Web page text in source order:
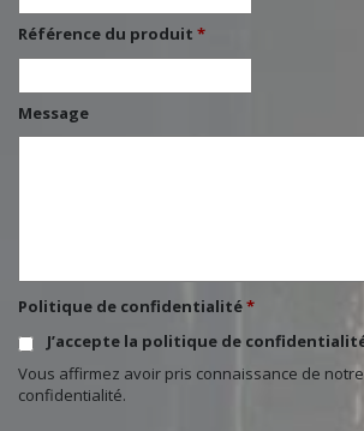
Référence du produit *
Message
Politique de confidentialité*
J’accepte la politique de
Vous affirmez avoir pris connaissance de notre
confidentialité.